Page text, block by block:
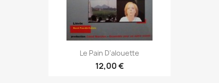
Le Pain D'alouette
12,00 €